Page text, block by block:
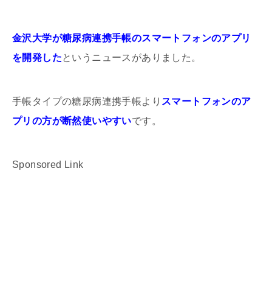
金沢大学が糖尿病連携手帳のスマートフォンのアプリ
を開発したというニュースがありました。
手帳タイプの糖尿病連携手帳より スマートフォンのア
プリの方が断然使いやすいです。
Sponsored Link